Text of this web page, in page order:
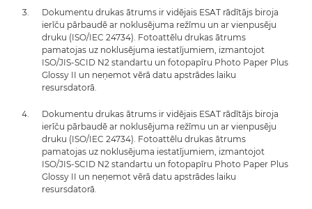
Dokumentu drukas ātrums ir vidējais ESAT rādītājs biroja
ierīču pārbaudē ar noklusējuma režīmu un ar vienpusēju
druku (ISO/IEC 24734). Fotoattēlu drukas ātrums
pamatojas uz noklusējuma iestatījumiem, izmantojot
ISO/JIS-SCID N2 standartu un fotopapīru Photo Paper Plus
Glossy II un neņemot vērā datu apstrādes laiku
resursdatorā.
Dokumentu drukas ātrums ir vidējais ESAT rādītājs biroja
ierīču pārbaudē ar noklusējuma režīmu un ar vienpusēju
druku (ISO/IEC 24734). Fotoattēlu drukas ātrums
pamatojas uz noklusējuma iestatījumiem, izmantojot
ISO/JIS-SCID N2 standartu un fotopapīru Photo Paper Plus
Glossy II un neņemot vērā datu apstrādes laiku
resursdatorā.